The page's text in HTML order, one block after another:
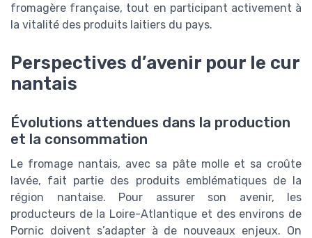
fromagère française, tout en participant activement à
la vitalité des produits laitiers du pays.
Perspectives d’avenir pour le cur
nantais
Évolutions attendues dans la production
et la consommation
Le fromage nantais, avec sa pâte molle et sa croûte
lavée, fait partie des produits emblématiques de la
région nantaise. Pour assurer son avenir, les
producteurs de la Loire-Atlantique et des environs de
Pornic doivent s’adapter à de nouveaux enjeux. On